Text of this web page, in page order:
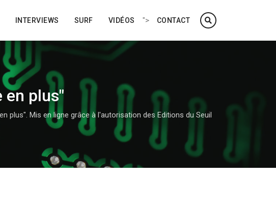
INTERVIEWS SURF VIDÉOS "> CONTACT
en plus"
plus". Mis en ligne grâce à l'autorisation des Editions du Seuil